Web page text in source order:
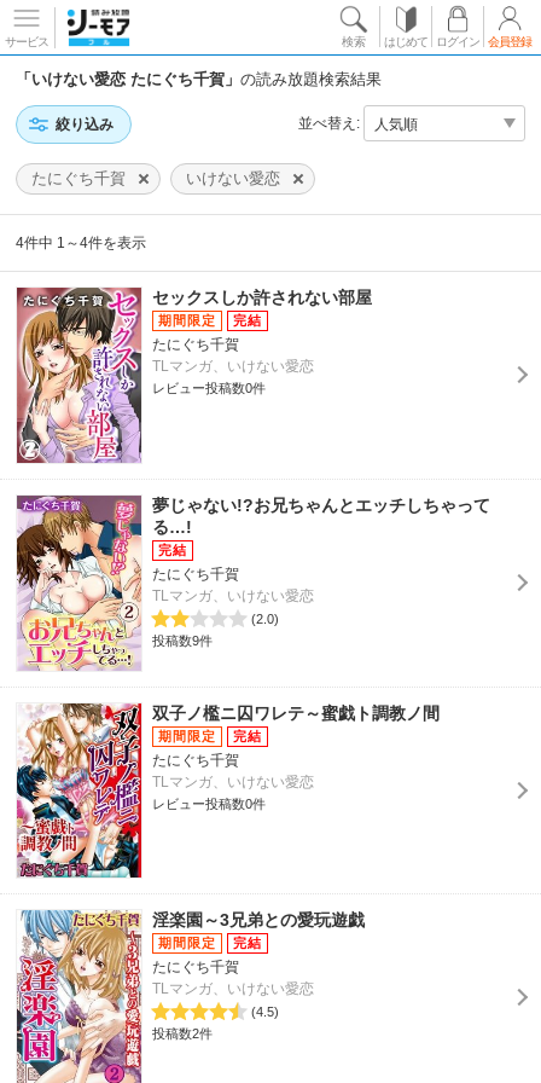
サービス 検索 はじめて ログイン 会員登録
「いけない愛恋 たにぐち千賀」の読み放題検索結果
絞り込み 並べ替え:
たにぐち千賀 いけない愛恋
4件中 1～4件を表示
セックスしか許されない部屋
たにぐち千賀
TLマンガ、いけない愛恋
レビュー投稿数0件
夢じゃない!?お兄ちゃんとエッチしちゃって
る…!
たにぐち千賀
TLマンガ、いけない愛恋
(2.0)
投稿数9件
双子ノ檻ニ囚ワレテ～蜜戯ト調教ノ間
たにぐち千賀
TLマンガ、いけない愛恋
レビュー投稿数0件
淫楽園～3兄弟との愛玩遊戯
たにぐち千賀
TLマンガ、いけない愛恋
(4.5)
投稿数2件